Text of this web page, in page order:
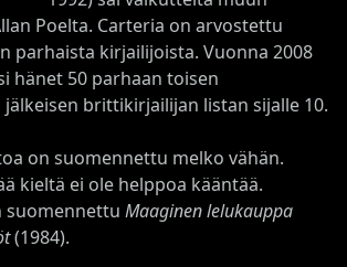
Poelta. Carteria on arvostettu
parhaista kirjailijoista. Vuonna 2008
hänet 50 parhaan toisen
brittikirjailijan listan sijalle 10.
on suomennettu melko vähän.
kieltä ei ole helppoa kääntää.
suomennettuMaaginen lelukauppa
(1984).